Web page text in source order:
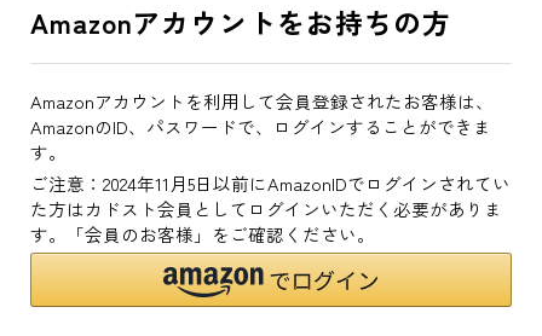
Amazonアカウントをお持ちの方
Amazonアカウントを利用して会員登録されたお客様は、
AmazonのID、パスワードで、ログインすることができま
す。
ご注意：2024年11月5日以前にAmazonIDでログインされてい
た方はカドスト会員としてログインいただく必要がありま
す。「会員のお客様」をご確認ください。